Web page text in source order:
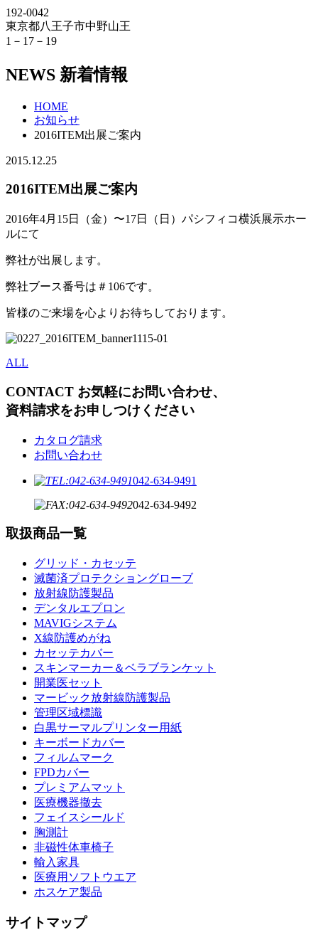
192-0042
東京都八王子市中野山王
1－17－19
NEWS 新着情報
HOME
お知らせ
2016ITEM出展ご案内
2015.12.25
2016ITEM出展ご案内
2016年4月15日（金）〜17日（日）パシフィコ横浜展示ホー
ルにて
弊社が出展します。
弊社ブース番号は＃106です。
皆様のご来場を心よりお待ちしております。
ALL
CONTACT お気軽にお問い合わせ、
資料請求をお申しつけください
カタログ請求
お問い合わせ
042-634-9491
042-634-9492
取扱商品一覧
グリッド・カセッテ
滅菌済プロテクショングローブ
放射線防護製品
デンタルエプロン
MAVIGシステム
X線防護めがね
カセッテカバー
スキンマーカー＆ベラブランケット
開業医セット
マービック放射線防護製品
管理区域標識
白黒サーマルプリンター用紙
キーボードカバー
フィルムマーク
FPDカバー
プレミアムマット
医療機器撤去
フェイスシールド
胸測計
非磁性体車椅子
輸入家具
医療用ソフトウエア
ホスケア製品
サイトマップ